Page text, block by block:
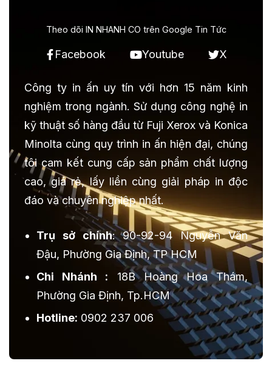
Theo dõi IN NHANH CO trên Google Tin Tức
Facebook Youtube X
Công ty in ấn uy tín với hơn 15 năm kinh
nghiệm trong ngành. Sử dụng công nghệ in
kỹ thuật số hàng đầu từ Fuji Xerox và Konica
Minolta cùng quy trình in ấn hiện đại, chúng
tôi cam kết cung cấp sản phẩm chất lượng
cao, giá rẻ, lấy liền cùng giải pháp in độc
đáo và chuyên nghiệp nhất.
Trụ sở chính: 90-92-94 Nguyễn Văn
Đậu, Phường Gia Định, TP HCM
Chi Nhánh : 18B Hoàng Hoa Thám,
Phường Gia Định, Tp.HCM
Hotline: 0902 237 006